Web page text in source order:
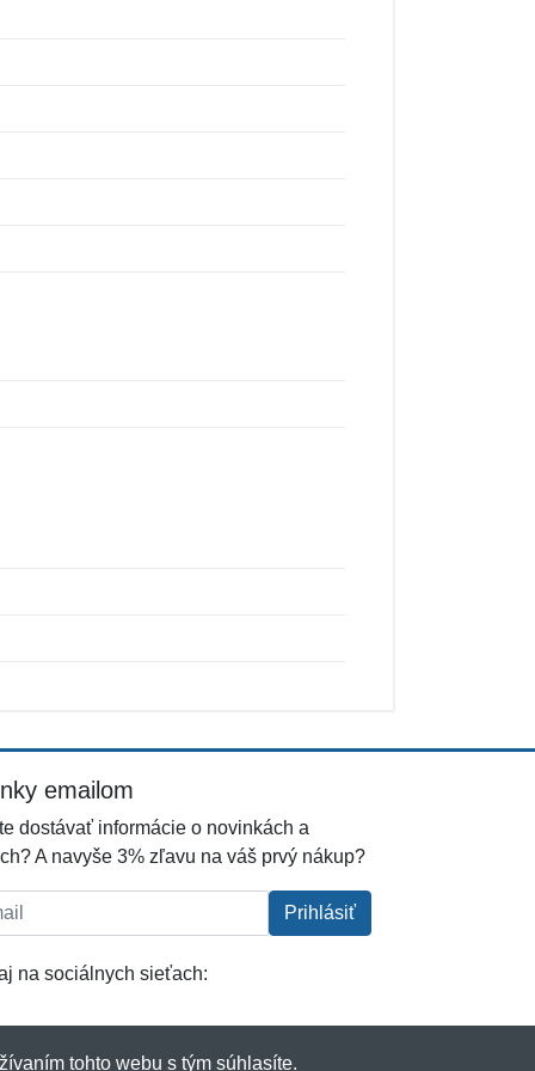
emailom
dostávať informácie o novinkách a
A navyše 3% zľavu na váš prvý nákup?
Prihlásiť
na sociálnych sieťach:
tohto webu s tým súhlasíte.